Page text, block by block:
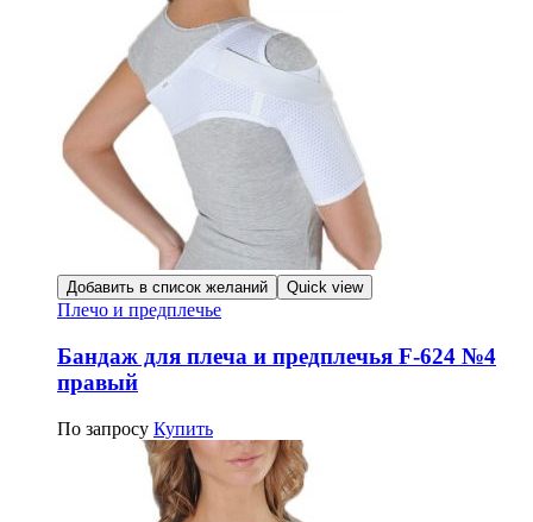
Добавить в список желаний Quick view
Плечо и предплечье
Бандаж для плеча и предплечья F-624 №4
правый
По запросу Купить